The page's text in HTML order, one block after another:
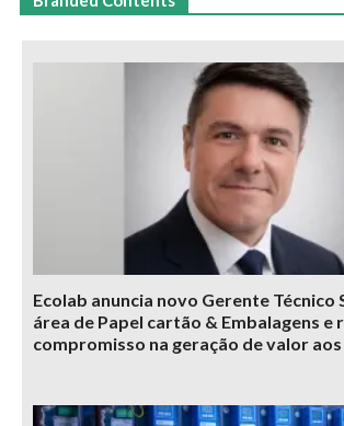
Ecolab anuncia novo Gerente Técnico
área de Papel cartão & Embalagens e
compromisso na geração de valor